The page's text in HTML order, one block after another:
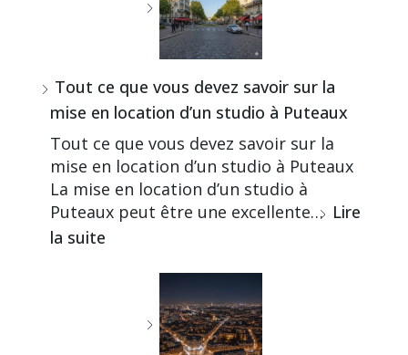
Tout ce que vous devez savoir sur la
mise en location d’un studio à Puteaux
Tout ce que vous devez savoir sur la
mise en location d’un studio à Puteaux
La mise en location d’un studio à
Puteaux peut être une excellente… Lire
la suite